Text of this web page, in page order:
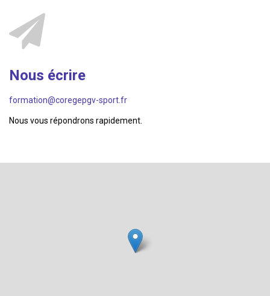
Nous écrire
formation@coregepgv-sport.fr
Nous vous répondrons rapidement.